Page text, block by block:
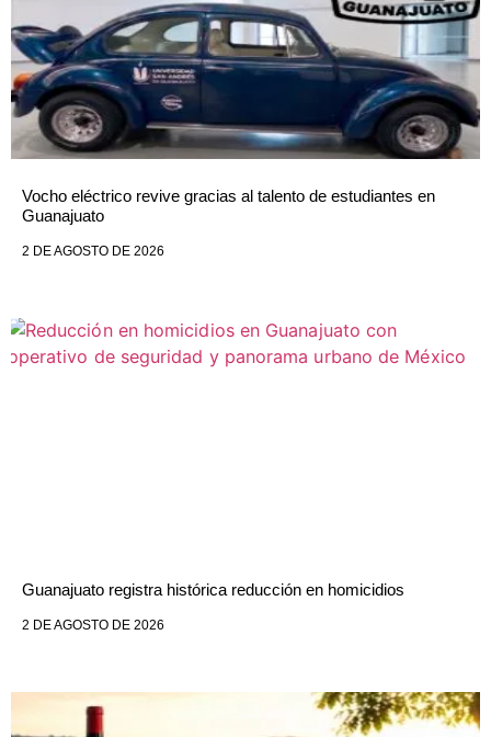
Vocho eléctrico revive gracias al talento de estudiantes en
Guanajuato
2 DE AGOSTO DE 2026
Guanajuato registra histórica reducción en homicidios
2 DE AGOSTO DE 2026